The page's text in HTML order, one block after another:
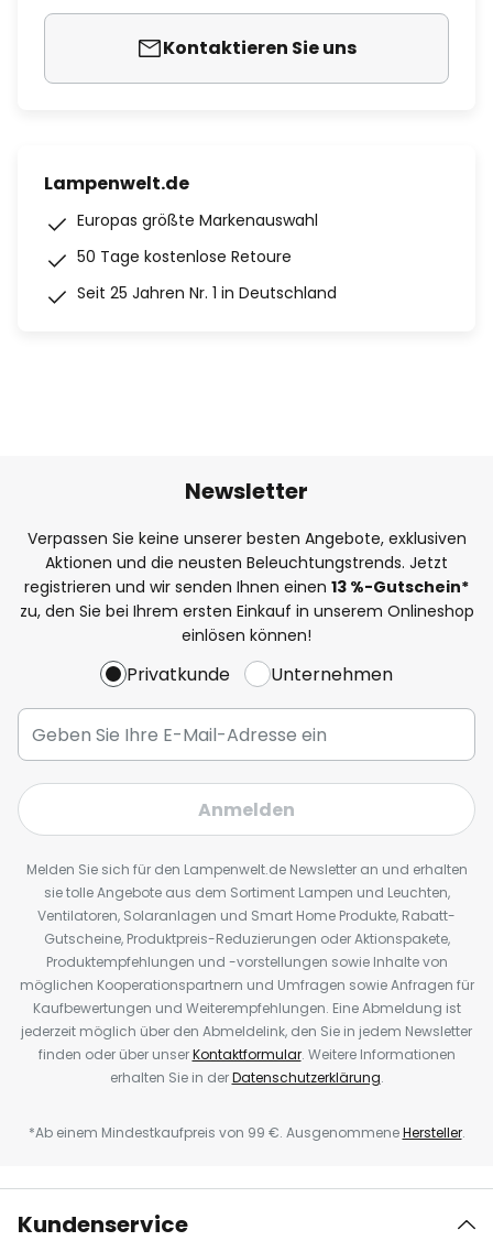
Kontaktieren Sie uns
Lampenwelt.de
Europas größte Markenauswahl
50 Tage kostenlose Retoure
Seit 25 Jahren Nr. 1 in Deutschland
Newsletter
Verpassen Sie keine unserer besten Angebote, exklusiven
Aktionen und die neusten Beleuchtungstrends. Jetzt
registrieren und wir senden Ihnen einen 13 %-Gutschein*
zu, den Sie bei Ihrem ersten Einkauf in unserem Onlineshop
einlösen können!
Privatkunde Unternehmen
Anmelden
Melden Sie sich für den Lampenwelt.de Newsletter an und erhalten
sie tolle Angebote aus dem Sortiment Lampen und Leuchten,
Ventilatoren, Solaranlagen und Smart Home Produkte, Rabatt-
Gutscheine, Produktpreis-Reduzierungen oder Aktionspakete,
Produktempfehlungen und -vorstellungen sowie Inhalte von
möglichen Kooperationspartnern und Umfragen sowie Anfragen für
Kaufbewertungen und Weiterempfehlungen. Eine Abmeldung ist
jederzeit möglich über den Abmeldelink, den Sie in jedem Newsletter
finden oder über unserKontaktformular. Weitere Informationen
erhalten Sie in derDatenschutzerklärung.
*Ab einem Mindestkaufpreis von 99 €. AusgenommeneHersteller.
Kundenservice